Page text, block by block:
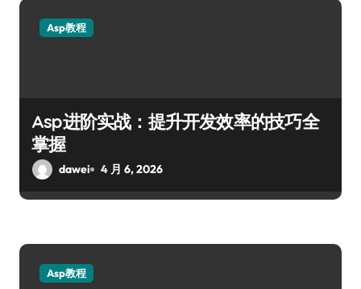
Asp教程
Asp进阶实战：提升开发效率的技巧全
掌握
dawei 4 月 6, 2026
Asp教程